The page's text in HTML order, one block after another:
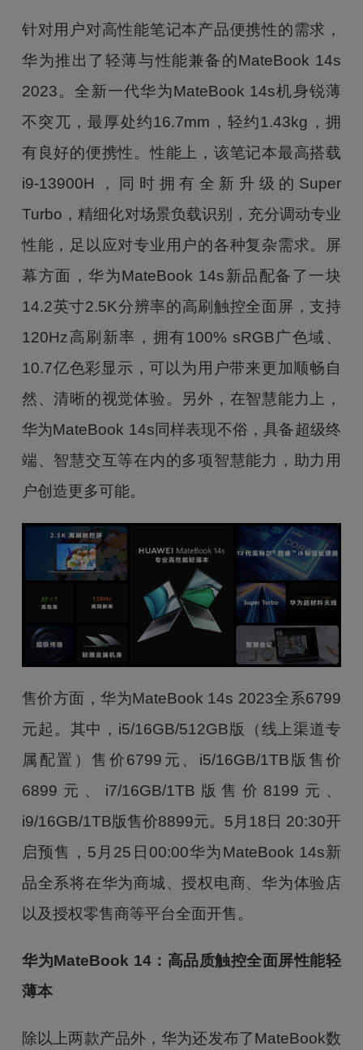
针对用户对高性能笔记本产品便携性的需求，
华为推出了轻薄与性能兼备的MateBook 14s
2023。全新一代华为MateBook 14s机身锐薄
不突兀，最厚处约16.7mm，轻约1.43kg，拥
有良好的便携性。性能上，该笔记本最高搭载
i9-13900H，同时拥有全新升级的Super
Turbo，精细化对场景负载识别，充分调动专业
性能，足以应对专业用户的各种复杂需求。屏
幕方面，华为MateBook 14s新品配备了一块
14.2英寸2.5K分辨率的高刷触控全面屏，支持
120Hz高刷新率，拥有100% sRGB广色域、
10.7亿色彩显示，可以为用户带来更加顺畅自
然、清晰的视觉体验。另外，在智慧能力上，
华为MateBook 14s同样表现不俗，具备超级终
端、智慧交互等在内的多项智慧能力，助力用
户创造更多可能。
售价方面，华为MateBook 14s 2023全系6799
元起。其中，i5/16GB/512GB版（线上渠道专
属配置）售价6799元、i5/16GB/1TB版售价
6899元、i7/16GB/1TB版售价8199元、
i9/16GB/1TB版售价8899元。5月18日 20:30开
启预售，5月25日00:00华为MateBook 14s新
品全系将在华为商城、授权电商、华为体验店
以及授权零售商等平台全面开售。
华为MateBook 14：高品质触控全面屏性能轻
薄本
除以上两款产品外，华为还发布了MateBook数